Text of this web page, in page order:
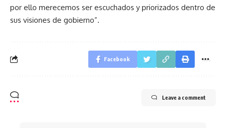
por ello merecemos ser escuchados y priorizados dentro de
sus visiones de gobierno .
Facebook
Leave a comment